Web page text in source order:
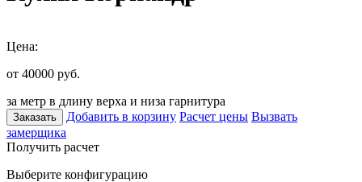
Цена:
от 40000 руб.
за метр в длину верха и низа гарнитура
Заказать Добавить в корзину Расчет цены Вызвать
замерщика
Получить расчет
Выберите конфигурацию